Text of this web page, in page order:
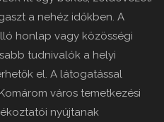
a nehéz időkben. A
honlap vagy közösségi
tudnivalók a helyi
el. A látogatással
város temetkezési
nyújtanak